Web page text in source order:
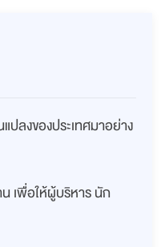
ลงของประเทศมาอย่าง
เพื่อให้ผู้บริหาร นัก